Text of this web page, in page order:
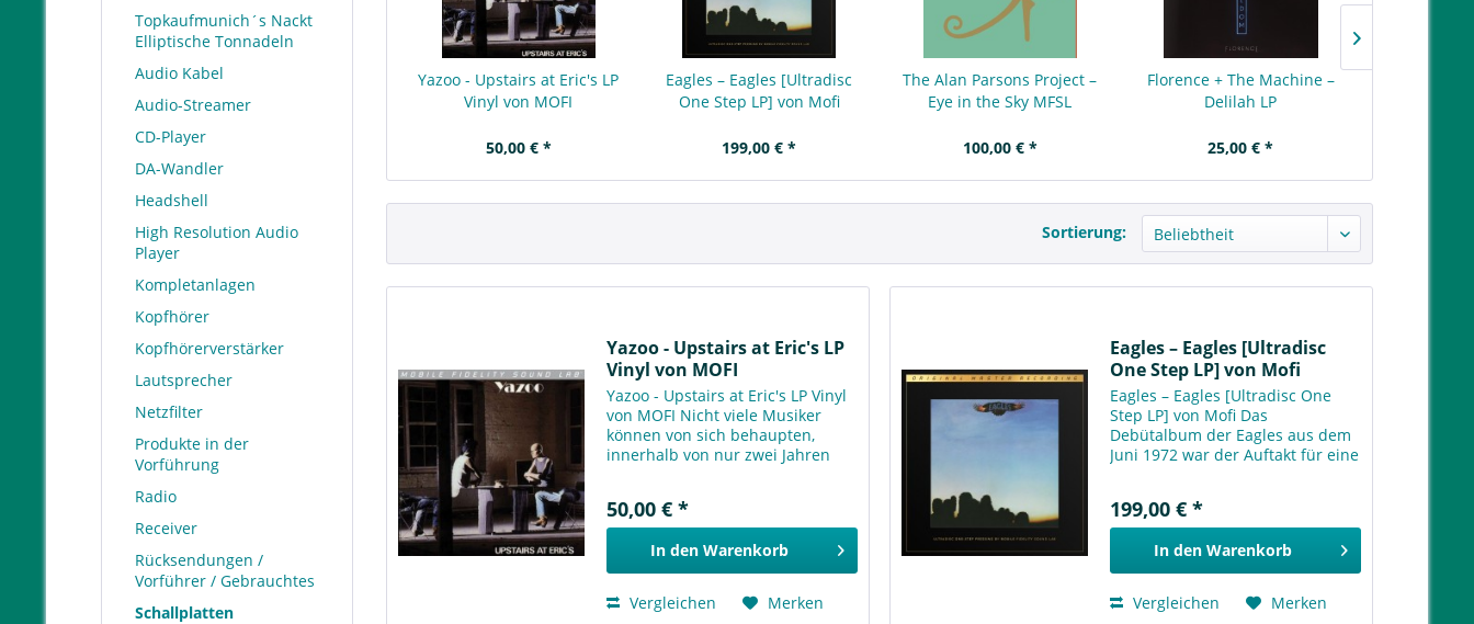
Topkaufmunich´s Nackt
Elliptische Tonnadeln
Audio Kabel
Audio-Streamer
CD-Player
DA-Wandler
Headshell
High Resolution Audio
Player
Kompletanlagen
Kopfhörer
Kopfhörerverstärker
Lautsprecher
Netzfilter
Produkte in der
Vorführung
Radio
Receiver
Rücksendungen /
Vorführer / Gebrauchtes
Schallplatten
Yazoo - Upstairs at Eric's LP
Vinyl von MOFI
50,00 € *
Eagles – Eagles [Ultradisc
One Step LP] von Mofi
199,00 € *
The Alan Parsons Project –
Eye in the Sky MFSL
100,00 € *
Florence + The Machine –
Delilah LP
25,00 € *
Sortierung:
Yazoo - Upstairs at Eric's LP
Vinyl von MOFI
Yazoo - Upstairs at Eric's LP Vinyl
von MOFI Nicht viele Musiker
können von sich behaupten,
innerhalb von nur zwei Jahren
beteiligt gewesen zu sein. Vince
Clarke kann. Nach 'Speak &...
50,00 € *
In den Warenkorb
Vergleichen Merken
Eagles – Eagles [Ultradisc
One Step LP] von Mofi
Eagles – Eagles [Ultradisc One
Step LP] von Mofi Das
Debütalbum der Eagles aus dem
Juni 1972 war der Auftakt für eine
Produziert von Glyn Johns und
mit drei großen Hits...
199,00 € *
In den Warenkorb
Vergleichen Merken